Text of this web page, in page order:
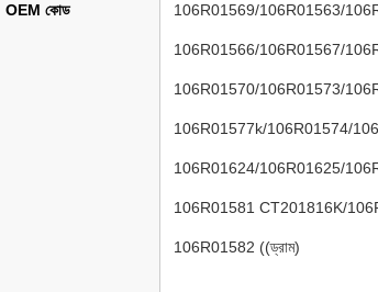
OEM কোড 106R01569/106R01563/
106R01566/106R01567/
106R01570/106R01573/
106R01577k/106R01574/
106R01624/106R01625/
106R01581 CT201816K/
106R01582 ((ড্রাম)